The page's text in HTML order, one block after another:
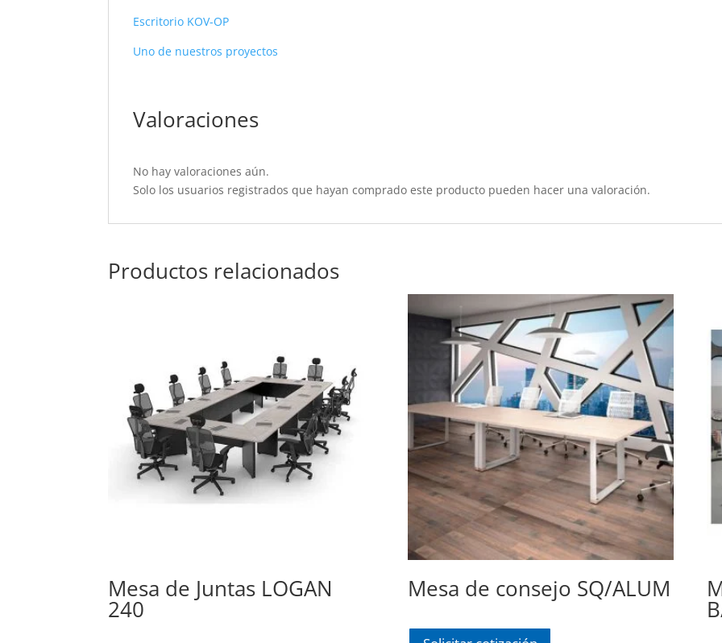
Escritorio KOV-OP
Uno de nuestros proyectos
Valoraciones
No hay valoraciones aún.
Solo los usuarios registrados que hayan comprado este producto pueden hacer una valoración.
Productos relacionados
Mesa de Juntas LOGAN
240
Mesa de consejo SQ/ALUM